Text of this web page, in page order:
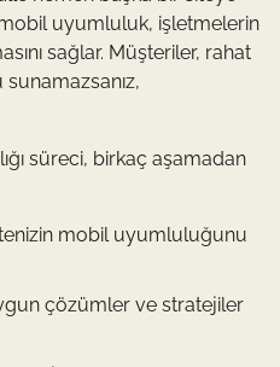
uyumluluk, işletmelerin
sağlar. Müşteriler, rahat
süreci, birkaç aşamadan
mobil uyumluluğunu
çözümler ve stratejiler